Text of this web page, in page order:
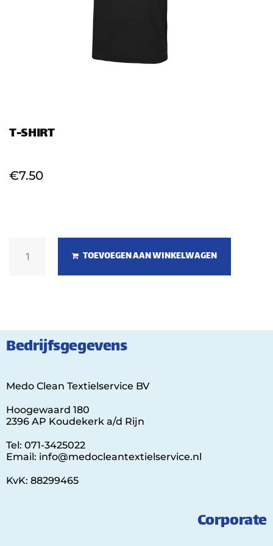
T-SHIRT
€7.50
TOEVOEGEN AAN WINKELWAGEN
Bedrijfsgegevens
Medo Clean Textielservice BV
Hoogewaard 180
2396 AP Koudekerk a/d Rijn
Tel: 071-3425022
Email: info@medocleantextielservice.nl
KvK: 88299465
Corporate